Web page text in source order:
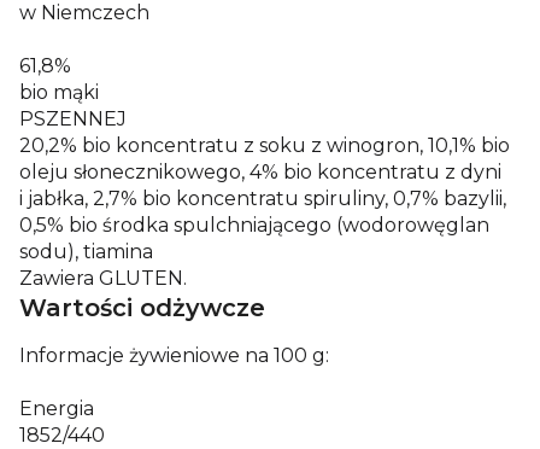
w Niemczech
61,8%
bio mąki
PSZENNEJ
20,2% bio koncentratu z soku z winogron, 10,1% bio
oleju słonecznikowego, 4% bio koncentratu z dyni
i jabłka, 2,7% bio koncentratu spiruliny, 0,7% bazylii,
0,5% bio środka spulchniającego (wodorowęglan
sodu), tiamina
Zawiera GLUTEN.
Wartości odżywcze
Informacje żywieniowe na 100 g:
Energia
1852/440